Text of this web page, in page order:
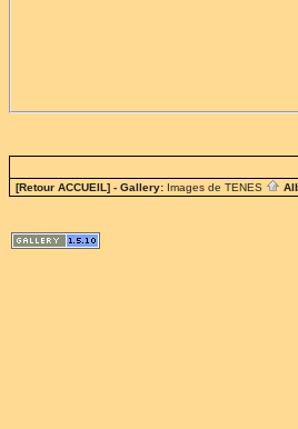
[Retour ACCUEIL] - Gallery: Images de TENES